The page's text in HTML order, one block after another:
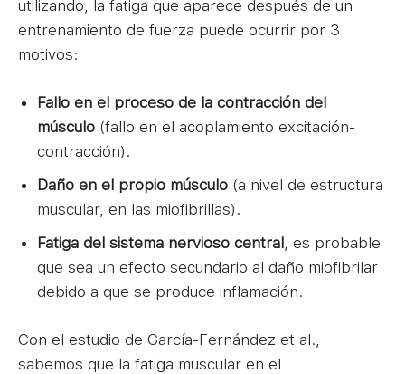
utilizando, la fatiga que aparece después de un
entrenamiento de fuerza puede ocurrir por 3
motivos:
Fallo en el proceso de la contracción del
músculo (fallo en el acoplamiento excitación-
contracción).
Daño en el propio músculo (a nivel de estructura
muscular, en las miofibrillas).
Fatiga del sistema nervioso central , es probable
que sea un efecto secundario al daño miofibrilar
debido a que se produce inflamación.
Con el estudio de García-Fernández et al.,
sabemos que la fatiga muscular en el